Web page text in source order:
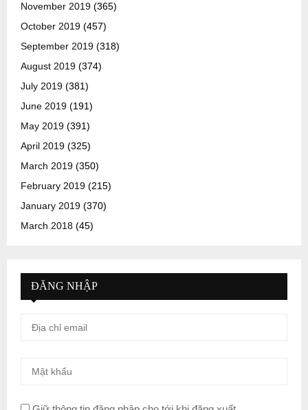
November 2019 (365)
October 2019 (457)
September 2019 (318)
August 2019 (374)
July 2019 (381)
June 2019 (191)
May 2019 (391)
April 2019 (325)
March 2019 (350)
February 2019 (215)
January 2019 (370)
March 2018 (45)
ĐĂNG NHẬP